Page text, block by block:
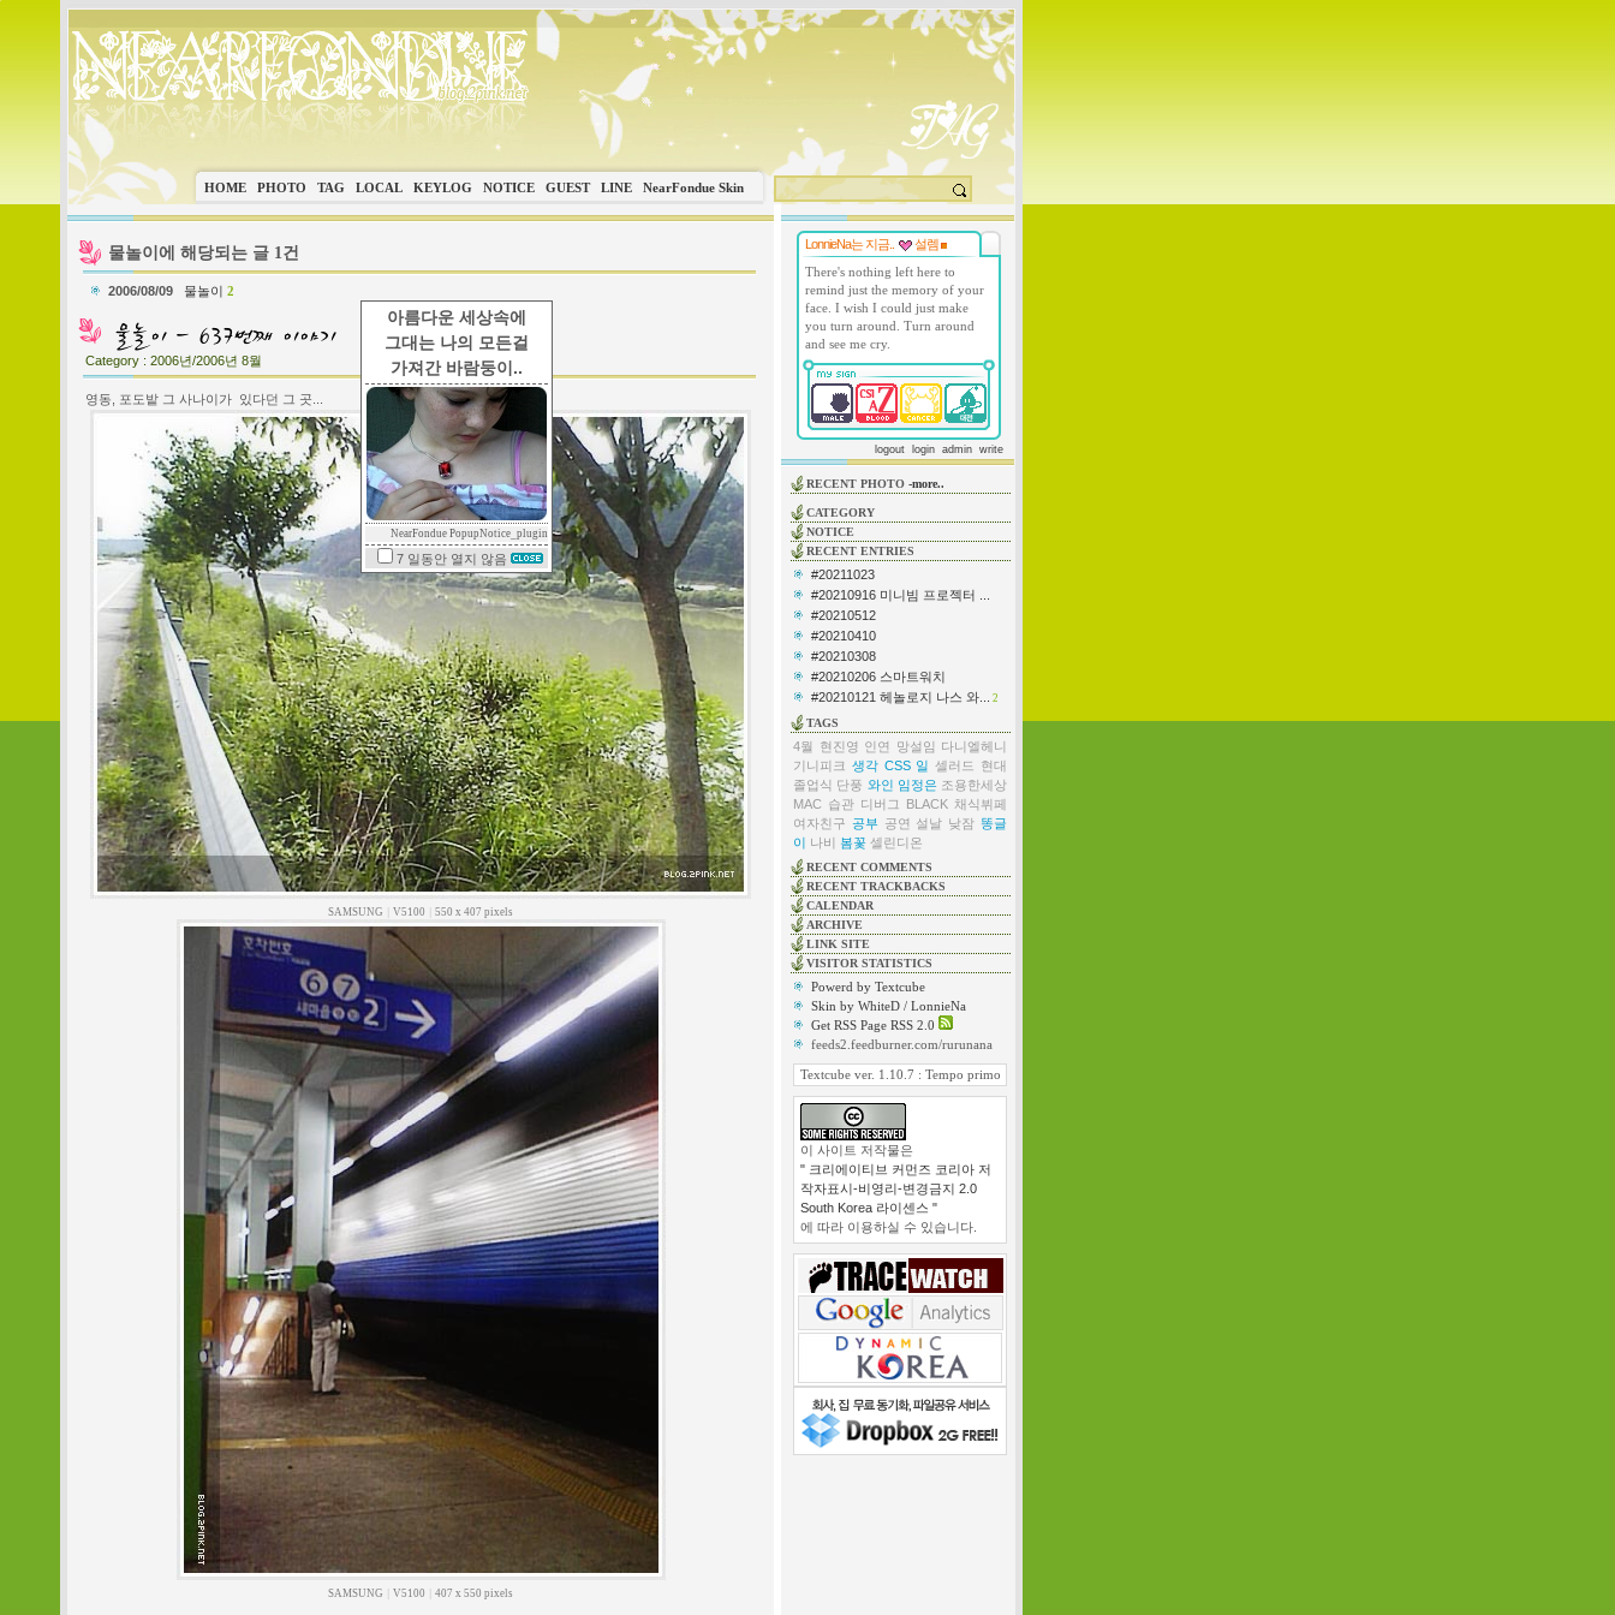
아름다운 세상속에
그대는 나의 모든걸
가져간 바람둥이..
NearFondue PopupNotice_plugin
7 일동안 열지 않음
HOME PHOTO TAG LOCAL KEYLOG NOTICE GUEST LINE NearFondue Skin
물놀이에 해당되는 글 1건
2006/08/09 물놀이 2
Category : 2006년/2006년 8월
영동, 포도밭 그 사나이가 있다던 그 곳...
SAMSUNG V5100 550 x 407 pixels
SAMSUNG V5100 407 x 550 pixels
LonnieNa는 지금..
설렘
There's nothing left here to
remind just the memory of your
face. I wish I could just make
you turn around. Turn around
and see me cry.
logout login admin write
RECENT PHOTO -more..
CATEGORY
NOTICE
RECENT ENTRIES
#20211023
#20210916 미니빔 프로젝터 ...
#20210512
#20210410
#20210308
#20210206 스마트워치
#20210121 헤놀로지 나스 와...
2
TAGS
4월 현진영 인연 망설임 다니엘헤니
기니피크 생각 CSS 일 셀러드
현대
졸업식 단풍 와인 임정은 조용한세상
MAC 습관 디버그 BLACK 채식뷔페
여자친구 공부 공연 설날 낮잠 똥글
이 나비 봄꽃 셀린디온
RECENT COMMENTS
RECENT TRACKBACKS
CALENDAR
ARCHIVE
LINK SITE
VISITOR STATISTICS
Powerd by Textcube
Skin by WhiteD / LonnieNa
Get RSS Page RSS 2.0
feeds2.feedburner.com/rurunana
Textcube ver. 1.10.7 : Tempo primo
이 사이트 저작물은
" 크리에이티브 커먼즈 코리아 저
작자표시-비영리-변경금지 2.0
South Korea 라이센스 "
에 따라 이용하실 수 있습니다.